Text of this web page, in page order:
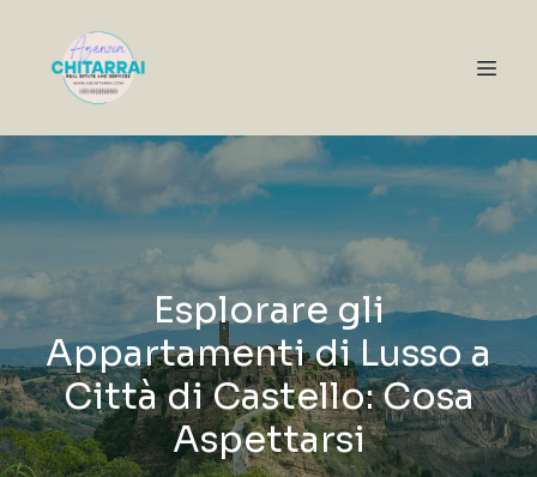
Esplorare gli
Appartamenti di Lusso a
Città di Castello: Cosa
Aspettarsi